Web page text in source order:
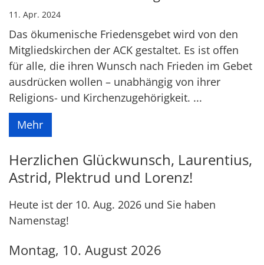
11. Apr. 2024
Das ökumenische Friedensgebet wird von den
Mitgliedskirchen der ACK gestaltet. Es ist offen
für alle, die ihren Wunsch nach Frieden im Gebet
ausdrücken wollen – unabhängig von ihrer
Religions- und Kirchenzugehörigkeit. ...
Mehr
Herzlichen Glückwunsch, Laurentius,
Astrid, Plektrud und Lorenz!
Heute ist der 10. Aug. 2026 und Sie haben
Namenstag!
Montag, 10. August 2026